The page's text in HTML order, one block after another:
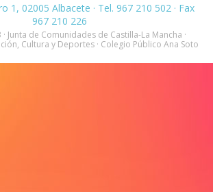
1, 02005 Albacete · Tel. 967 210 502 · Fax
967 210 226
Junta de Comunidades de Castilla-La Mancha ·
Cultura y Deportes · Colegio Público Ana Soto